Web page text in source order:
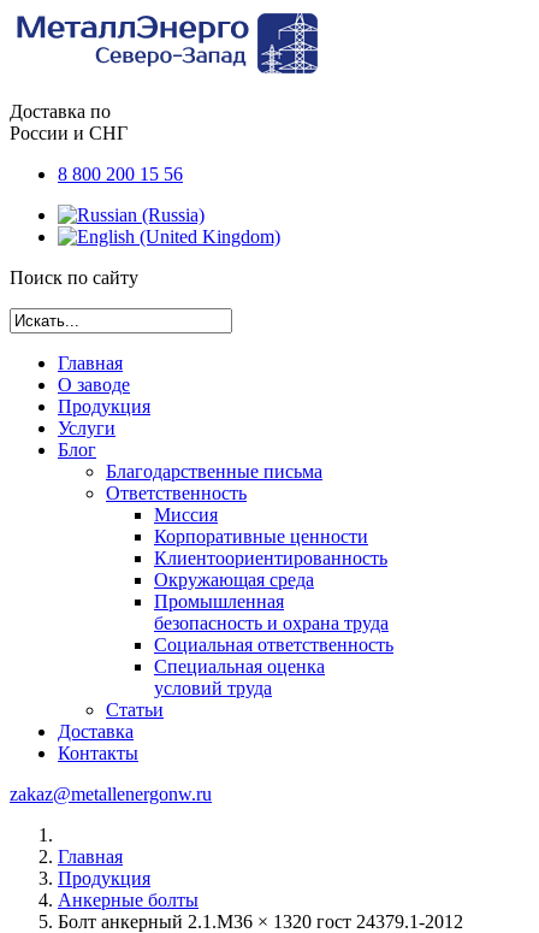
Доставка по
России и СНГ
8 800 200 15 56
Поиск по сайту
Главная
О заводе
Продукция
Услуги
Блог
Благодарственные письма
Ответственность
Миссия
Корпоративные ценности
Клиентоориентированность
Окружающая среда
Промышленная
безопасность и охрана труда
Социальная ответственность
Специальная оценка
условий труда
Статьи
Доставка
Контакты
zakaz@metallenergonw.ru
Главная
Продукция
Анкерные болты
Болт анкерный 2.1.М36 × 1320 гост 24379.1-2012